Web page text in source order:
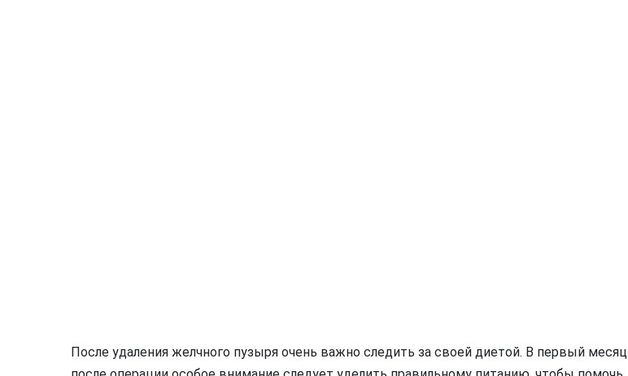
После удаления желчного пузыря очень важно следить за своей диетой. В первый месяц